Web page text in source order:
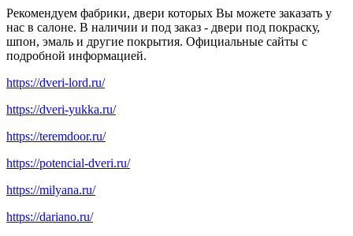
Рекомендуем фабрики, двери которых Вы можете заказать у
нас в салоне. В наличии и под заказ - двери под покраску,
шпон, эмаль и другие покрытия. Официальные сайты с
подробной информацией.
https://dveri-lord.ru/
https://dveri-yukka.ru/
https://teremdoor.ru/
https://potencial-dveri.ru/
https://milyana.ru/
https://dariano.ru/